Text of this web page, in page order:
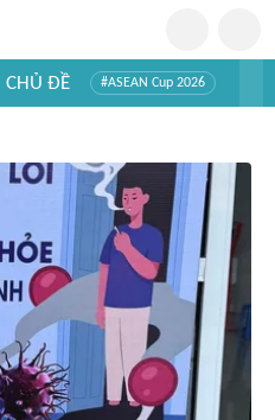
CHỦ ĐỀ #ASEAN Cup 2026